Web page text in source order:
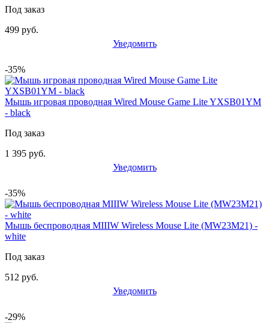
Под заказ
499 руб.
Уведомить
-35%
Мышь игровая проводная Wired Mouse Game Lite YXSB01YM
- black
Под заказ
1 395 руб.
Уведомить
-35%
Мышь беспроводная MIIIW Wireless Mouse Lite (MW23M21) -
white
Под заказ
512 руб.
Уведомить
-29%